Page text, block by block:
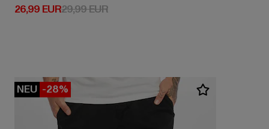
26,99 EUR
Derzeitiger Preis: 26,99 EUR
29,99 EURAktionspreis: 29,99 EUR
NEU -28%